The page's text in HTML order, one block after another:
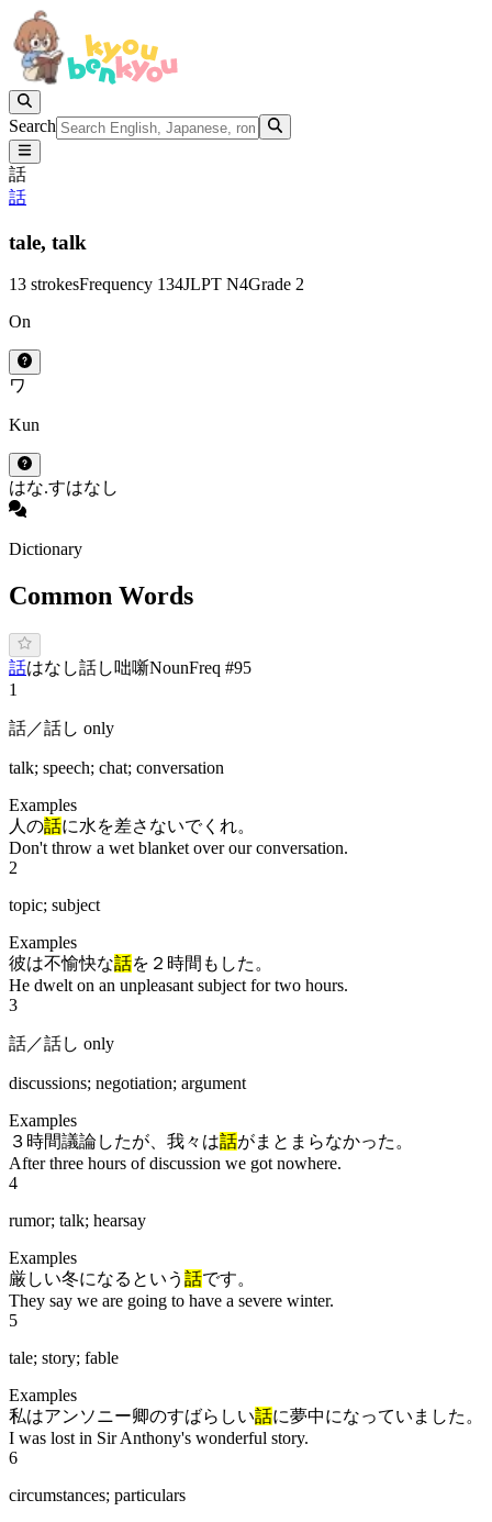
Search
話
話
tale, talk
13 strokesFrequency 134JLPT N4Grade 2
On
ワ
Kun
はな.すはなし
Dictionary
Common Words
話はなし話し咄噺NounFreq #95
1
話／話し only
talk; speech; chat; conversation
Examples
人の話に水を差さないでくれ。
Don't throw a wet blanket over our conversation.
2
topic; subject
Examples
彼は不愉快な話を２時間もした。
He dwelt on an unpleasant subject for two hours.
3
話／話し only
discussions; negotiation; argument
Examples
３時間議論したが、我々は話がまとまらなかった。
After three hours of discussion we got nowhere.
4
rumor; talk; hearsay
Examples
厳しい冬になるという 話です。
They say we are going to have a severe winter.
5
tale; story; fable
Examples
私はアンソニー卿のすばらしい話に夢中になっていました。
I was lost in Sir Anthony's wonderful story.
6
circumstances; particulars